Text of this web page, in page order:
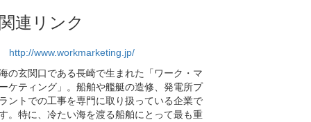
連リンク
http://www.workmarketing.jp/
の玄関口である長崎で生まれた「ワーク・マ
ケティング」。船舶や艦艇の造修、発電所プ
ントでの工事を専門に取り扱っている企業で
。特に、冷たい海を渡る船舶にとって最も重